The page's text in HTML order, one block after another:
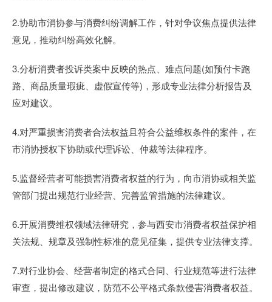
2.协助市消协参与消费纠纷调解工作，针对争议焦点提供法律
意见，推动纠纷高效化解。
3.分析消费者投诉类案中反映的热点、难点问题(如预付卡跑
路、商品质量瑕疵、虚假宣传等)，形成专业法律分析报告及
应对建议。
4.对严重损害消费者合法权益且符合公益维权条件的案件，在
市消协授权下协助或代理诉讼、仲裁等法律程序。
5.监督经营者可能损害消费者权益的行为，向市消协或相关监
管部门提出规范行业经营、完善监管措施的法律建议。
6.开展消费维权领域法律研究，参与西安市消费者权益保护相
关法规、规章及强制性标准的意见征集，提供专业法律支撑。
7.对行业协会、经营者制定的格式合同、行业规范等进行法律
审查，提出修改建议，防范不公平格式条款侵害消费者权益。